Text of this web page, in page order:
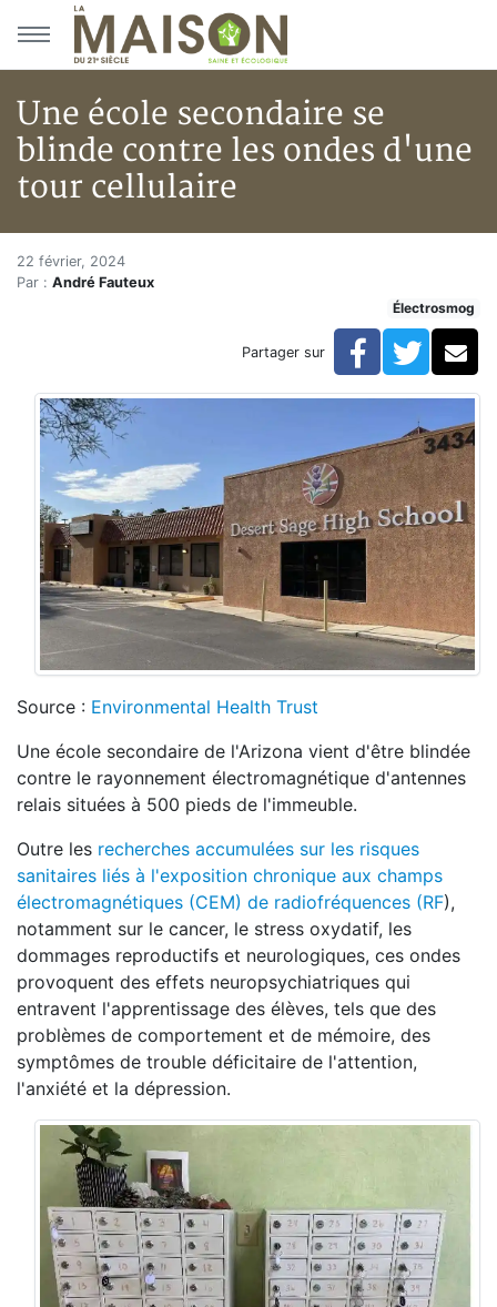
Aller au menu principal
Aller au contenu principal
Une école secondaire se
blinde contre les ondes d'une
tour cellulaire
Accueil
Articles
Une école secondaire se blinde contre les ondes
Une école secondaire se
22 février, 2024
Par : André Fauteux
Électrosmog
Partager sur Facebook
Source : Environmental Health Trust
Une école secondaire de l'Arizona vient d'être blindée
contre le rayonnement électromagnétique d'antennes
relais situées à 500 pieds de l'immeuble.
Outre les recherches accumulées sur les risques
sanitaires liés à l'exposition chronique aux champs
électromagnétiques (CEM) de radiofréquences (RF),
notamment sur le cancer, le stress oxydatif, les
dommages reproductifs et neurologiques, ces ondes
provoquent des effets neuropsychiatriques qui
entravent l'apprentissage des élèves, tels que des
problèmes de comportement et de mémoire, des
symptômes de trouble déficitaire de l'attention,
l'anxiété et la dépression.